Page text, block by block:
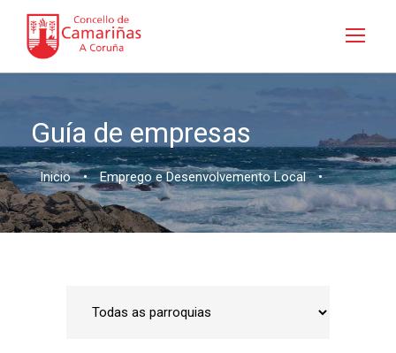
Guía de empresas
Inicio • Emprego e Desenvolvemento Local •